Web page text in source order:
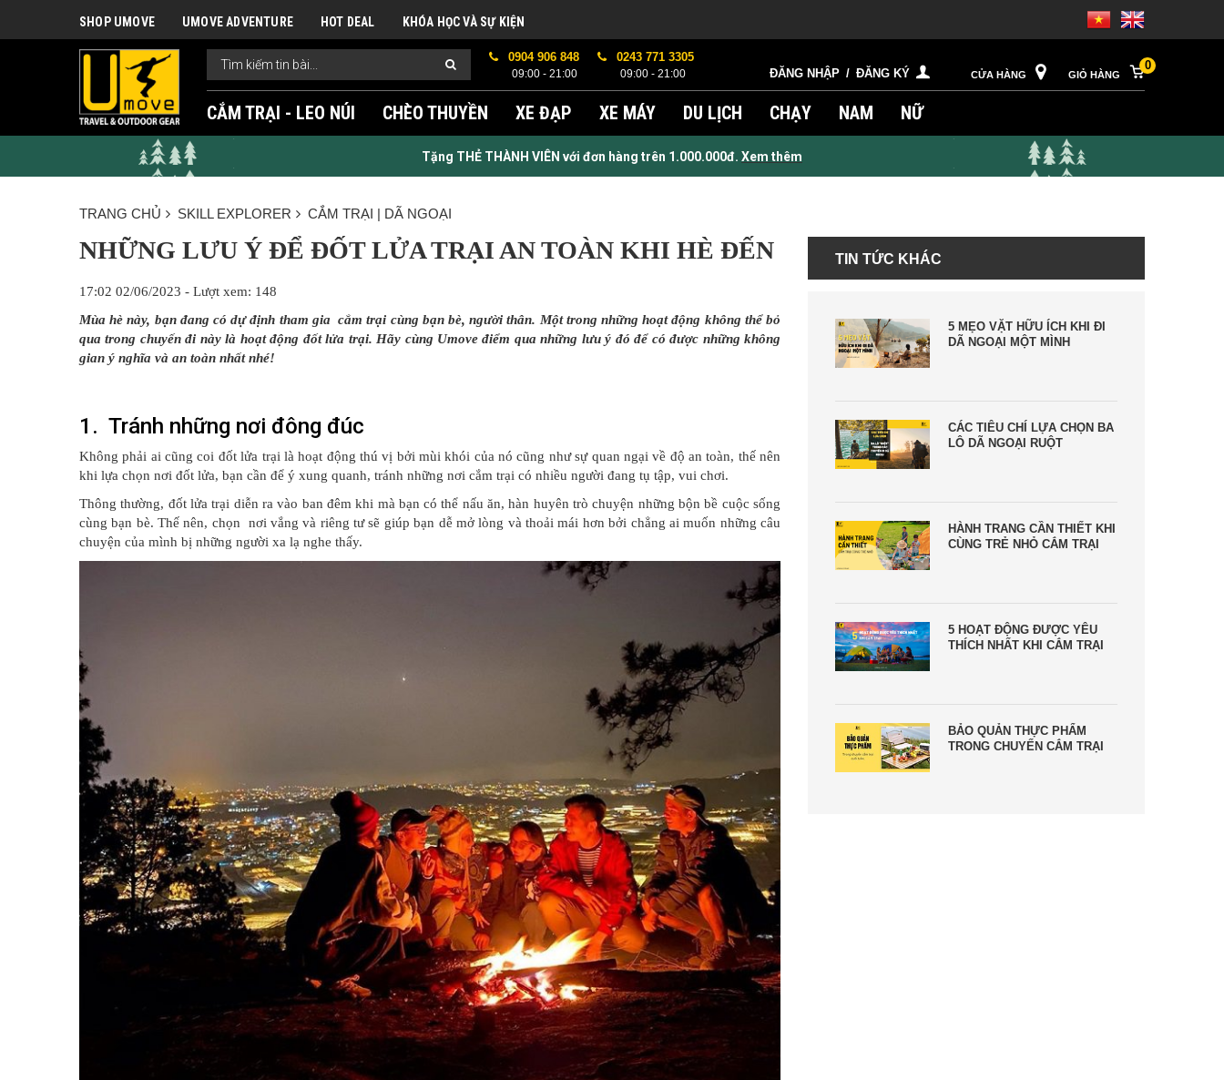
SHOP UMOVE UMOVE ADVENTURE HOT DEAL KHÓA HỌC VÀ SỰ KIỆN
0904 906 848
09:00 - 21:00
0243 771 3305
09:00 - 21:00 ĐĂNG NHẬP / ĐĂNG KÝ CỬA HÀNG GIỎ HÀNG
0
CẮM TRẠI - LEO NÚI CHÈO THUYỀN XE ĐẠP XE MÁY DU LỊCH CHẠY NAM NỮ
Tặng THẺ THÀNH VIÊN với đơn hàng trên 1.000.000đ. Xem thêm
TRANG CHỦ SKILL EXPLORER CẮM TRẠI | DÃ NGOẠI
NHỮNG LƯU Ý ĐỂ ĐỐT LỬA TRẠI AN TOÀN KHI HÈ ĐẾN
17:02 02/06/2023 - Lượt xem: 148
Mùa hè này, bạn đang có dự định tham gia cắm trại cùng bạn bè, người thân. Một trong những hoạt động không thể bỏ
qua trong chuyến đi này là hoạt động đốt lửa trại. Hãy cùng Umove điểm qua những lưu ý đó để có được những không
gian ý nghĩa và an toàn nhất nhé!
1. Tránh những nơi đông đúc
Không phải ai cũng coi đốt lửa trại là hoạt động thú vị bởi mùi khói của nó cũng như sự quan ngại về độ an toàn, thế nên
khi lựa chọn nơi đốt lửa, bạn cần để ý xung quanh, tránh những nơi cắm trại có nhiều người đang tụ tập, vui chơi.
Thông thường, đốt lửa trại diễn ra vào ban đêm khi mà bạn có thể nấu ăn, hàn huyên trò chuyện những bộn bề cuộc sống
cùng bạn bè. Thế nên, chọn nơi vắng và riêng tư sẽ giúp bạn dễ mở lòng và thoải mái hơn bởi chẳng ai muốn những câu
chuyện của mình bị những người xa lạ nghe thấy.
TIN TỨC KHÁC
5 MẸO VẶT HỮU ÍCH KHI ĐI
DÃ NGOẠI MỘT MÌNH
CÁC TIÊU CHÍ LỰA CHỌN BA
LÔ DÃ NGOẠI RUỘT
HÀNH TRANG CẦN THIẾT KHI
CÙNG TRẺ NHỎ CẮM TRẠI
5 HOẠT ĐỘNG ĐƯỢC YÊU
THÍCH NHẤT KHI CẮM TRẠI
BẢO QUẢN THỰC PHẨM
TRONG CHUYẾN CẮM TRẠI